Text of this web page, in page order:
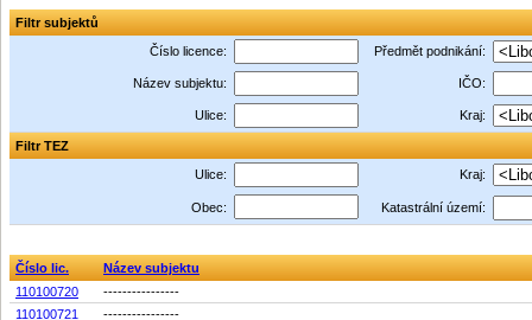
Filtr subjektů
Číslo licence:
Předmět podnikání:
Název subjektu: IČO:
Ulice: Kraj:
Filtr TEZ
Ulice:
Kraj:
Obec: Katastrální území:
Číslo lic.
Název subjektu
110100720
----------------
110100721
----------------